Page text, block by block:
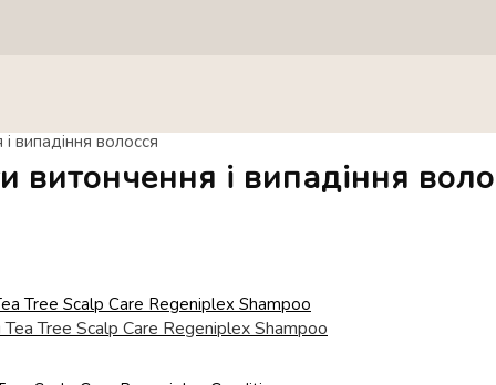
випадіння волосся
витончення і випадіння
Tree Scalp Care Regeniplex Shampoo